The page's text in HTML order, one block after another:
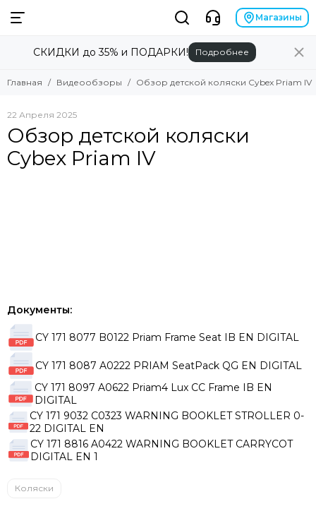
Магазины
СКИДКИ до 35% и ПОДАРКИ! Подробнее
Главная Видеообзоры Обзор детской коляски Cybex Priam IV
22 Апреля 2025
Обзор детской коляски
Cybex Priam IV
Документы:
CY 171 8077 B0122 Priam Frame Seat IB EN DIGITAL
CY 171 8087 A0222 PRIAM SeatPack QG EN DIGITAL
CY 171 8097 A0622 Priam4 Lux CC Frame IB EN
DIGITAL
CY 171 9032 C0323 WARNING BOOKLET STROLLER 0-
22 DIGITAL EN
CY 171 8816 A0422 WARNING BOOKLET CARRYCOT
DIGITAL EN 1
Коляски